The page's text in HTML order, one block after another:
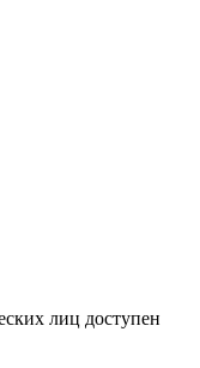
лиц доступен